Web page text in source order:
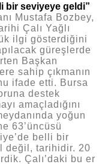
bir seviyeye geldi”
Mustafa Bozbey,
Çalı Yağlı
ilgi gösterdiğini
güreşlerde
Başkan
sahip çıkmanın
ifade etti. Bursa
destek
amaçladığını
yoğun
63’üncüsü
belli bir
değil, tarihidir. 20
Çalı’daki bu er